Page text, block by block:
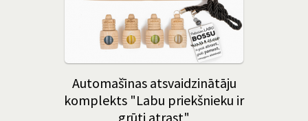
Automašīnas atsvaidzinātāju
komplekts "Labu priekšnieku ir
grūti atrast"